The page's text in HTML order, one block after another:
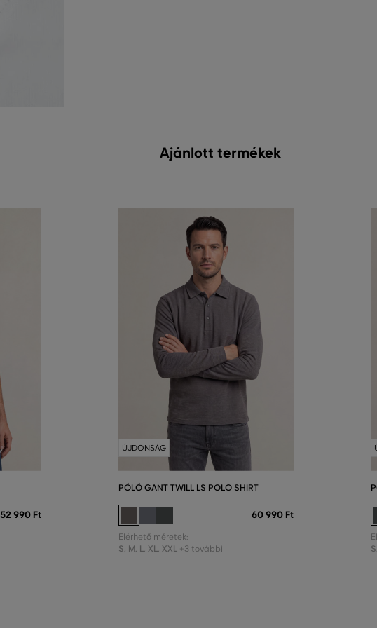
Ajánlott termékek
52 990 Ft
ÚJDONSÁG
PÓLÓ GANT TWILL LS POLO SHIRT
60 990 Ft
Elérhető méretek:
S M L XL XXL +3 további S